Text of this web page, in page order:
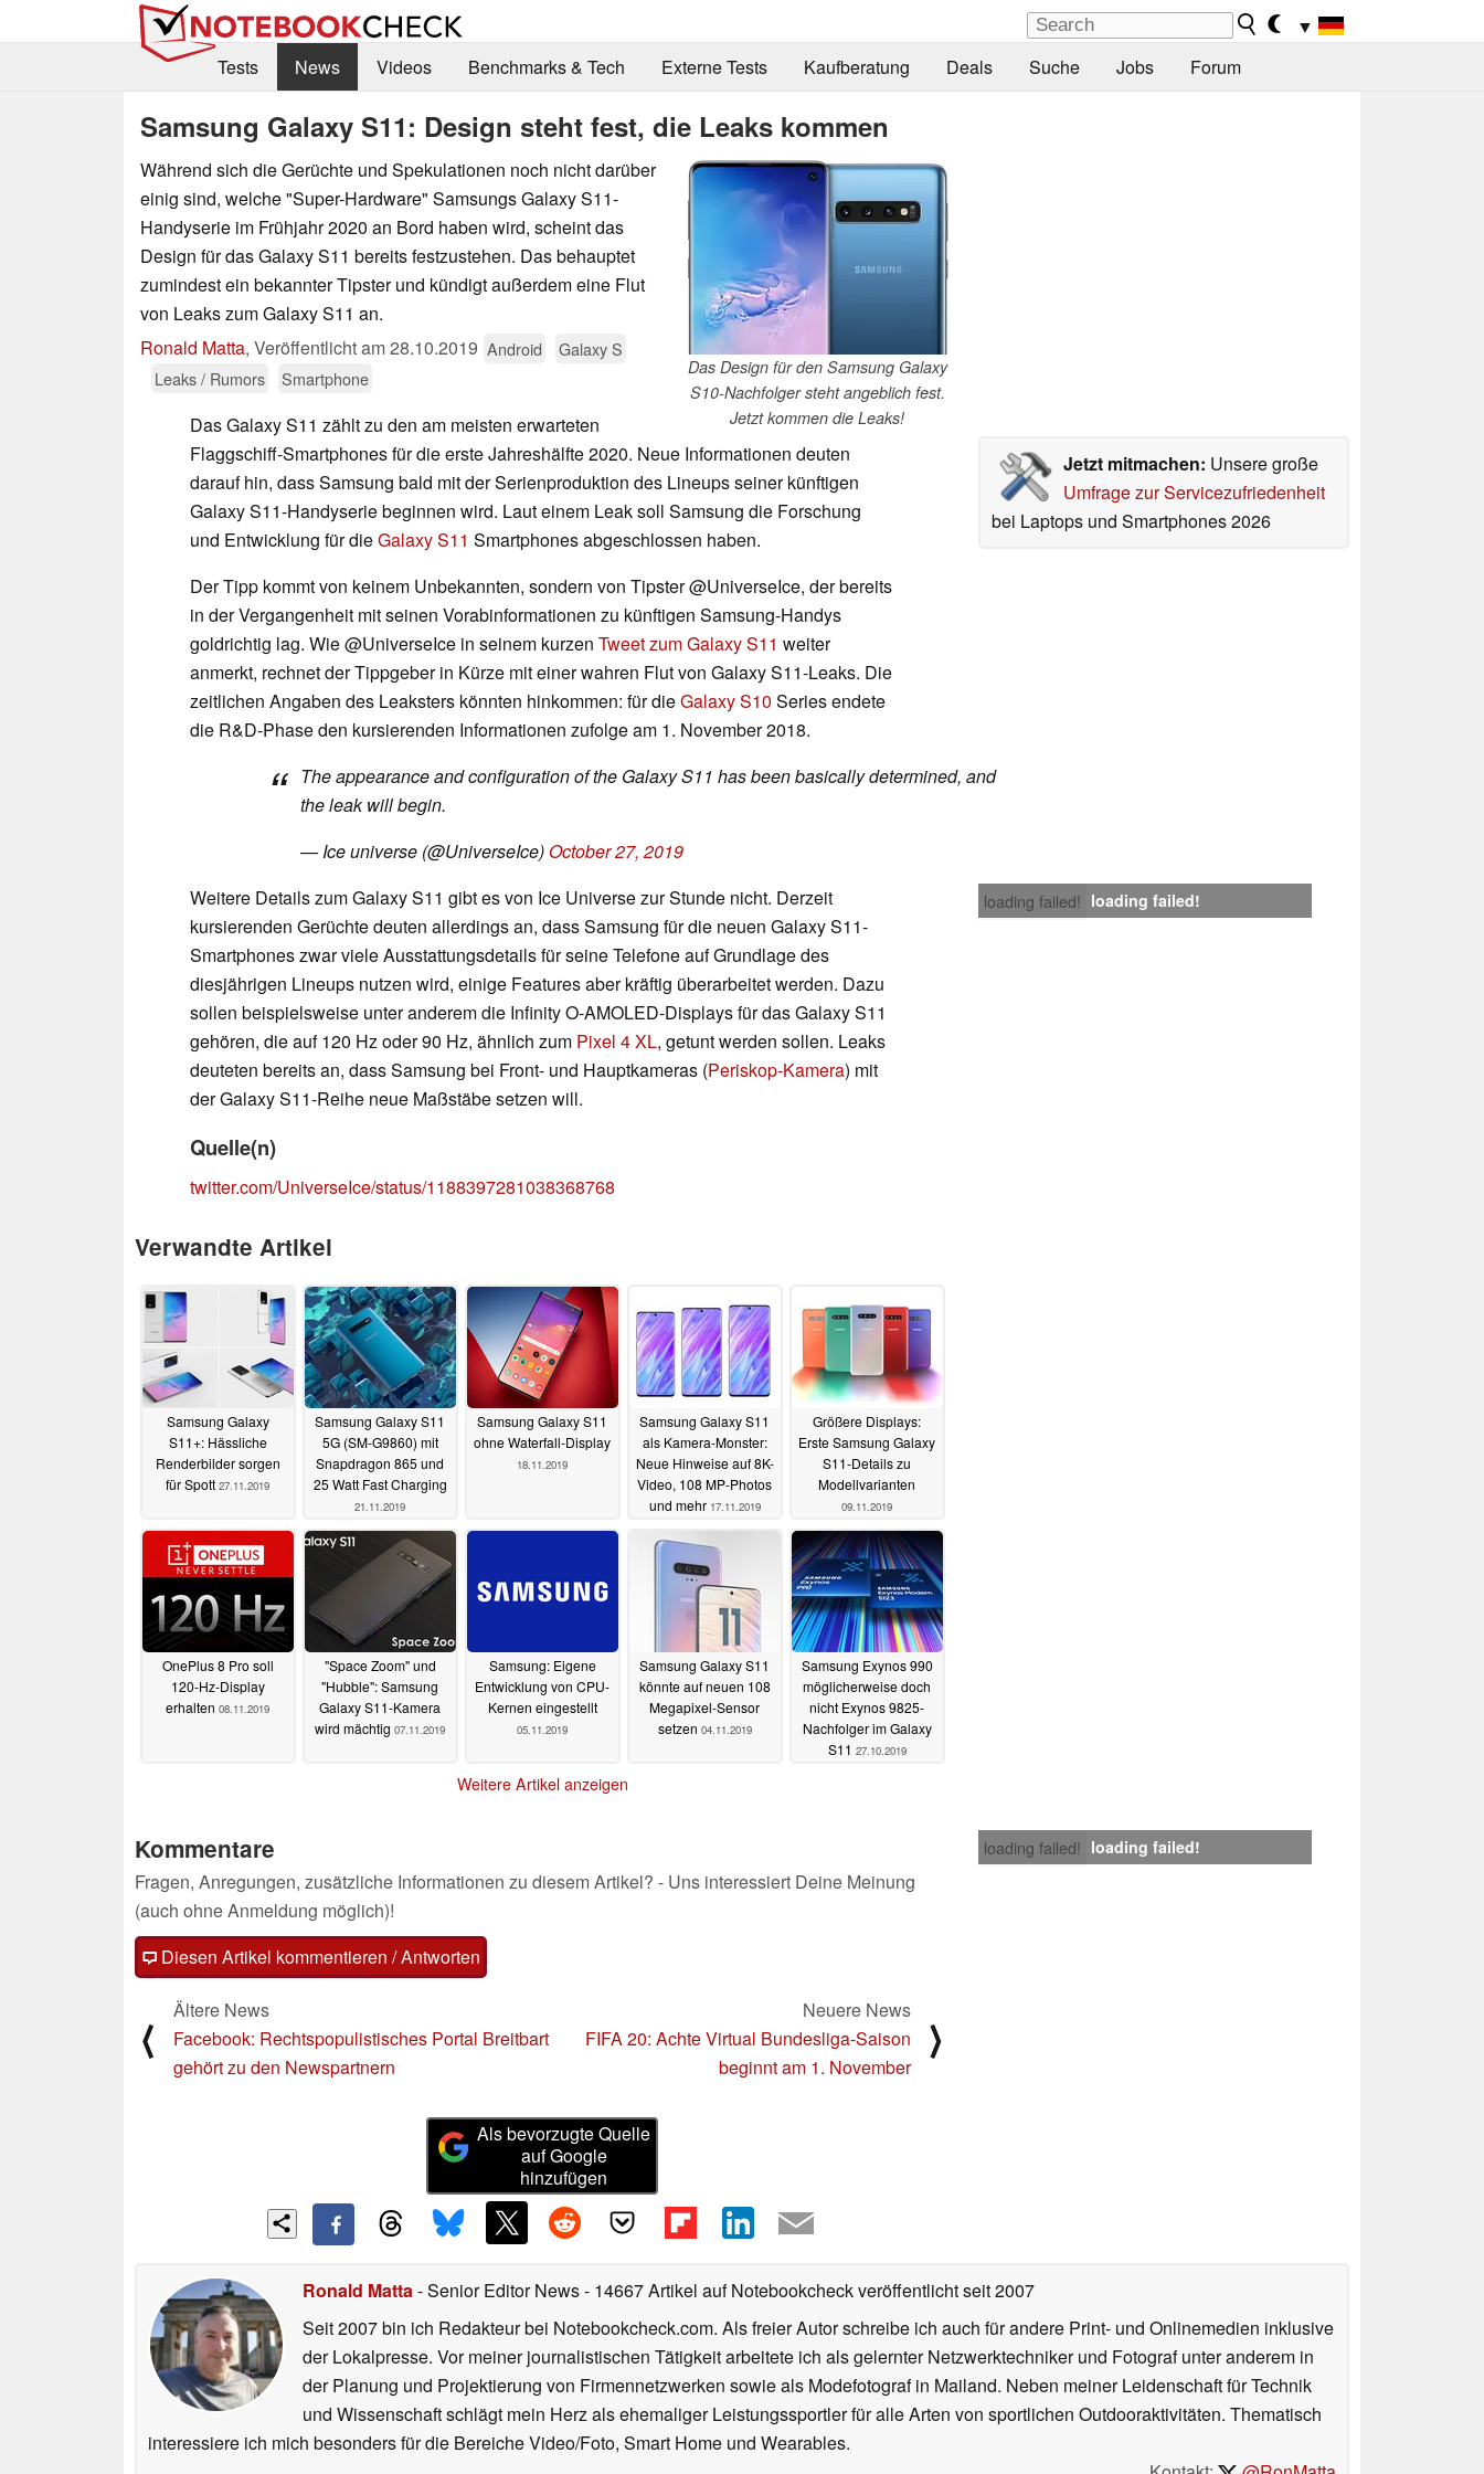
▼
Tests
News Videos Benchmarks & Tech Externe Tests Kaufberatung Deals Suche Jobs Forum
Samsung Galaxy S11: Design steht fest, die Leaks kommen
Das Design für den Samsung Galaxy
S10-Nachfolger steht angeblich fest.
Jetzt kommen die Leaks!
Während sich die Gerüchte und Spekulationen noch nicht darüber
einig sind, welche "Super-Hardware" Samsungs Galaxy S11-
Handyserie im Frühjahr 2020 an Bord haben wird, scheint das
Design für das Galaxy S11 bereits festzustehen. Das behauptet
zumindest ein bekannter Tipster und kündigt außerdem eine Flut
von Leaks zum Galaxy S11 an.
Ronald Matta, Veröffentlicht am28.10.2019 Android
Galaxy S
Leaks / Rumors
Smartphone
Jetzt mitmachen: Unsere große
Umfrage zur Servicezufriedenheit
bei Laptops und Smartphones 2026
Das Galaxy S11 zählt zu den am meisten erwarteten
Flaggschiff-Smartphones für die erste Jahreshälfte 2020. Neue Informationen deuten
darauf hin, dass Samsung bald mit der Serienproduktion des Lineups seiner künftigen
Galaxy S11-Handyserie beginnen wird. Laut einem Leak soll Samsung die Forschung
und Entwicklung für dieGalaxy S11 Smartphones abgeschlossen haben.
Der Tipp kommt von keinem Unbekannten, sondern von Tipster @UniverseIce, der bereits
in der Vergangenheit mit seinen Vorabinformationen zu künftigen Samsung-Handys
goldrichtig lag. Wie @UniverseIce in seinem kurzen Tweet zum Galaxy S11 weiter
anmerkt, rechnet der Tippgeber in Kürze mit einer wahren Flut von Galaxy S11-Leaks. Die
zeitlichen Angaben des Leaksters könnten hinkommen: für dieGalaxy S10 Series endete
die R&D-Phase den kursierenden Informationen zufolge am 1. November 2018.
The appearance and configuration of the Galaxy S11 has been basically determined, and
the leak will begin.
— Ice universe (@UniverseIce) October 27, 2019
loading failed! loading failed!
Weitere Details zum Galaxy S11 gibt es von Ice Universe zur Stunde nicht. Derzeit
kursierenden Gerüchte deuten allerdings an, dass Samsung für die neuen Galaxy S11-
Smartphones zwar viele Ausstattungsdetails für seine Telefone auf Grundlage des
diesjährigen Lineups nutzen wird, einige Features aber kräftig überarbeitet werden. Dazu
sollen beispielsweise unter anderem die Infinity O-AMOLED-Displays für das Galaxy S11
gehören, die auf 120 Hz oder 90 Hz, ähnlich zum Pixel 4 XL, getunt werden sollen. Leaks
deuteten bereits an, dass Samsung bei Front- und Hauptkameras (Periskop-Kamera) mit
der Galaxy S11-Reihe neue Maßstäbe setzen will.
Quelle(n)
twitter.com/UniverseIce/status/1188397281038368768
Verwandte Artikel
Samsung Galaxy
S11+: Hässliche
Renderbilder sorgen
für Spott 27.11.2019
Samsung Galaxy S11
5G (SM-G9860) mit
Snapdragon 865 und
25 Watt Fast Charging
21.11.2019
Samsung Galaxy S11
ohne Waterfall-Display
18.11.2019
Samsung Galaxy S11
als Kamera-Monster:
Neue Hinweise auf 8K-
Video, 108 MP-Photos
und mehr 17.11.2019
Größere Displays:
Erste Samsung Galaxy
S11-Details zu
Modellvarianten
09.11.2019
OnePlus 8 Pro soll
120-Hz-Display
erhalten 08.11.2019
"Space Zoom" und
"Hubble": Samsung
Galaxy S11-Kamera
wird mächtig 07.11.2019
Samsung: Eigene
Entwicklung von CPU-
Kernen eingestellt
05.11.2019
Samsung Galaxy S11
könnte auf neuen 108
Megapixel-Sensor
setzen 04.11.2019
Samsung Exynos 990
möglicherweise doch
nicht Exynos 9825-
Nachfolger im Galaxy
S11 27.10.2019
Weitere Artikel anzeigen
loading failed! loading failed!
Kommentare
Fragen, Anregungen, zusätzliche Informationen zu diesem Artikel? - Uns interessiert Deine Meinung
(auch ohne Anmeldung möglich)!
Diesen Artikel kommentieren / Antworten
⟨
Ältere News
Facebook: Rechtspopulistisches Portal Breitbart
gehört zu den Newspartnern
Neuere News
FIFA 20: Achte Virtual Bundesliga-Saison
beginnt am 1. November
⟩
Als bevorzugte Quelle
auf Google
hinzufügen
Ronald Matta- Senior Editor News- 14667 Artikel auf Notebookcheck veröffentlichtseit 2007
Seit 2007 bin ich Redakteur bei Notebookcheck.com. Als freier Autor schreibe ich auch für andere Print- und Onlinemedien inklusive
der Lokalpresse. Vor meiner journalistischen Tätigkeit arbeitete ich als gelernter Netzwerktechniker und Fotograf unter anderem in
der Planung und Projektierung von Firmennetzwerken sowie als Modefotograf in Mailand. Neben meiner Leidenschaft für Technik
und Wissenschaft schlägt mein Herz als ehemaliger Leistungssportler für alle Arten von sportlichen Outdooraktivitäten. Thematisch
interessiere ich mich besonders für die Bereiche Video/Foto, Smart Home und Wearables.